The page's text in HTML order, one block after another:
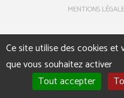
MENTIONS
Ce site utilise des cookies
que vous souhaitez activer
Tout accepter